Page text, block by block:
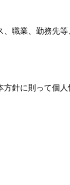
職業、勤務先
針に則って個